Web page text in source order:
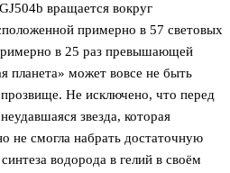
вращается вокруг
примерно в 57 световых
в 25 раз превышающей
планета» может вовсе не быть
Не исключено, что перед
звезда, которая
не смогла набрать достаточную
водорода в гелий в своём